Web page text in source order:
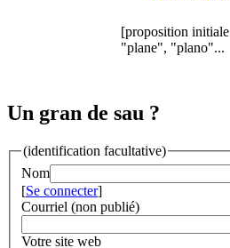
[proposition
"plane", "plano"...
Un gran de sau ?
(identification facultative)
Nom
[Se connecter]
Courriel (non publié)
Votre site web